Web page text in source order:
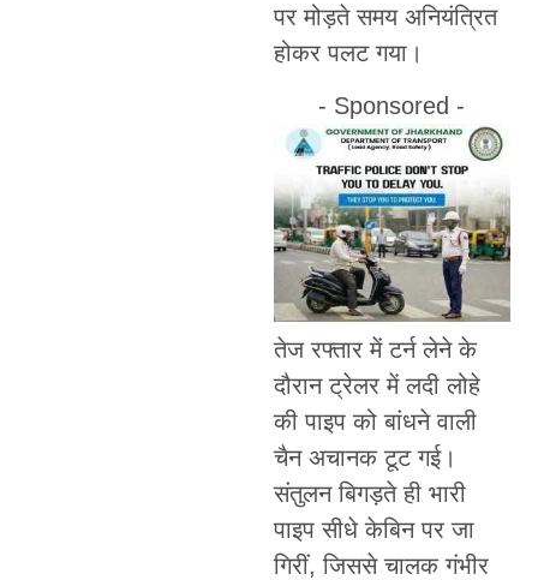
पर मोड़ते समय अनियंत्रित
होकर पलट गया।
- Sponsored -
तेज रफ्तार में टर्न लेने के
दौरान ट्रेलर में लदी लोहे
की पाइप को बांधने वाली
चैन अचानक टूट गई।
संतुलन बिगड़ते ही भारी
पाइप सीधे केबिन पर जा
गिरीं, जिससे चालक गंभीर